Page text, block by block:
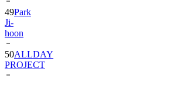
49Park
Ji-
hoon
50ALLDAY
PROJECT